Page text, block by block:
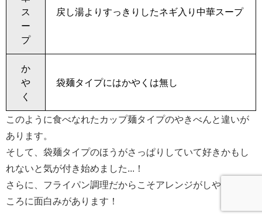
ス
ー
プ
戻し湯よりすっきりしたネギ入り中華スープ
か
や
く
袋麺タイプにはかやくは無し
このように食べなれたカップ麺タイプのやきべんと違いが
あります。
そして、袋麺タイプのほうがさっぱりしていて好きかもし
れないと気が付き始めました...！
さらに、フライパン調理だからこそアレンジがしやすいと
ころに面白みがあります！